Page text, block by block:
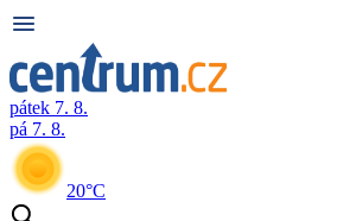
pátek 7. 8.
pá 7. 8.
20°C